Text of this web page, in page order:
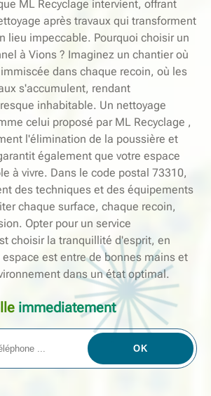
ML Recyclage intervient, offrant
après travaux qui transforment
lieu impeccable. Pourquoi choisir un
à Vions ? Imaginez un chantier où
dans chaque recoin, où les
s'accumulent, rendant
inhabitable. Un nettoyage
celui proposé par ML Recyclage ,
l'élimination de la poussière et
également que votre espace
à vivre. Dans le code postal 73310,
des techniques et des équipements
chaque surface, chaque recoin,
Opter pour un service
choisir la tranquillité d'esprit, en
est entre de bonnes mains et
dans un état optimal.
immediatement